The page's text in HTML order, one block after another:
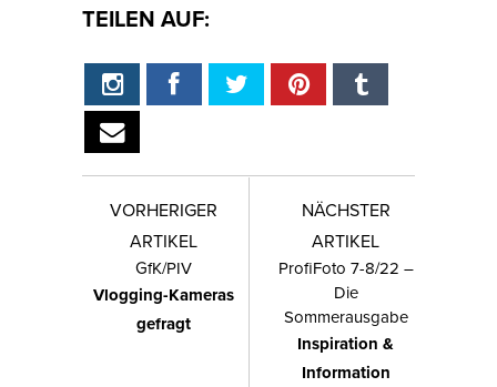
TEILEN AUF:
VORHERIGER
ARTIKEL
GfK/PIV
Vlogging-Kameras
gefragt
NÄCHSTER
ARTIKEL
ProfiFoto 7-8/22 –
Die
Sommerausgabe
Inspiration &
Information